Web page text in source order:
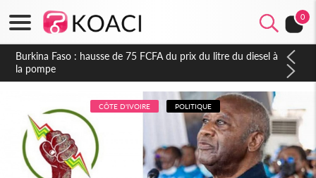
0
Cameroun : Accusé de tentative de coup d'Etat, Sani
Mouhamadou contre-attaque, la DGRE de l'ex-directeur Eko
Eko dément à son tour
CÔTE D'IVOIRE POLITIQUE